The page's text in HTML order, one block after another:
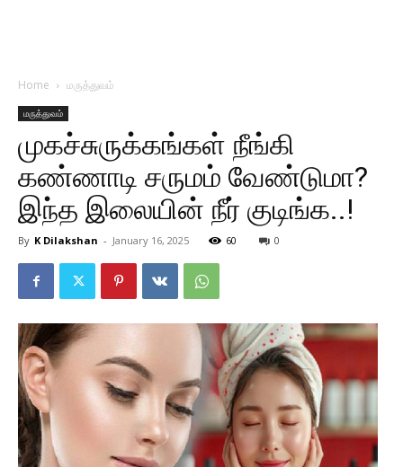
Home மருத்துவம்
மருத்துவம்
முகச்சுருக்கங்கள் நீங்கி
கண்ணாடி சருமம் வேண்டுமா?
இந்த இலையின் நீர் குடிங்க..!
By K Dilakshan - January 16, 2025 60 0